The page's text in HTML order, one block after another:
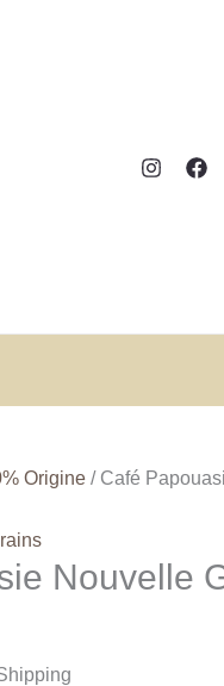
Origine / Café
Nouvelle